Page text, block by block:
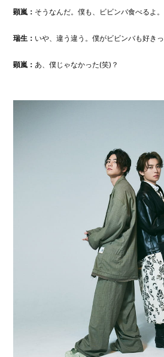
顕嵐： そうなんだ。僕も、ビビンバ食べるよ。
瑞生： いや、違う違う。僕がビビンバも好きっ
顕嵐： あ、僕じゃなかった(笑)？